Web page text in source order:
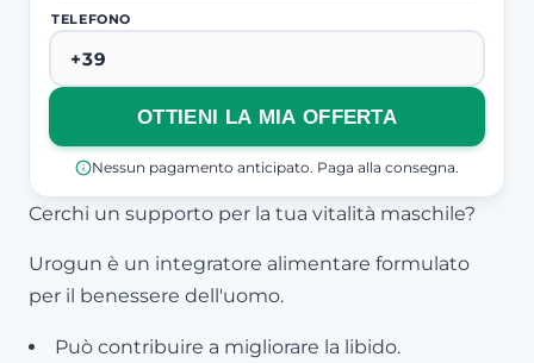
TELEFONO
OTTIENI LA MIA OFFERTA
Nessun pagamento anticipato. Paga alla consegna.
Cerchi un supporto per la tua vitalità maschile?
Urogun è un integratore alimentare formulato
per il benessere dell'uomo.
Può contribuire a migliorare la libido.